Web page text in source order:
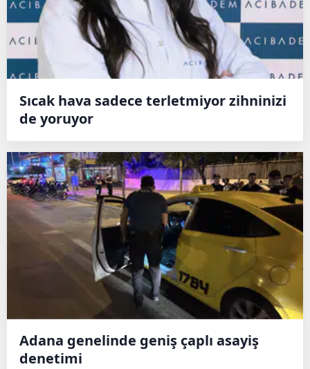
Sıcak hava sadece terletmiyor zihninizi
de yoruyor
Adana genelinde geniş çaplı asayiş
denetimi